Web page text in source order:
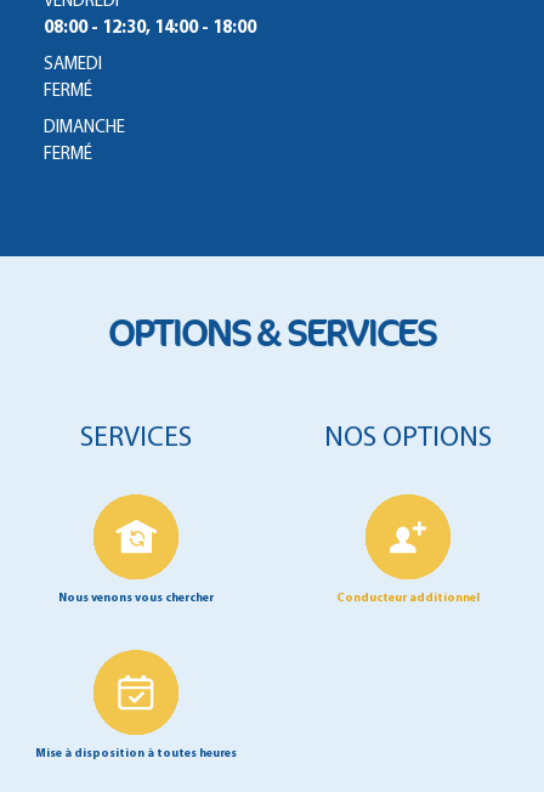
08:00 - 12:30, 14:00 - 18:00
SAMEDI
FERMÉ
DIMANCHE
FERMÉ
OPTIONS & SERVICES
SERVICES
Nous venons vous chercher
Mise à disposition à toutes heures
NOS OPTIONS
Conducteur additionnel